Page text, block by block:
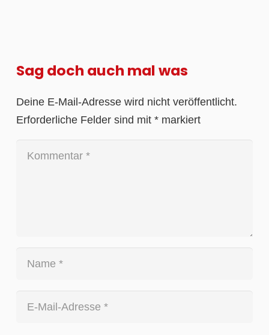
Sag doch auch mal was
Deine E-Mail-Adresse wird nicht veröffentlicht.
Erforderliche Felder sind mit * markiert